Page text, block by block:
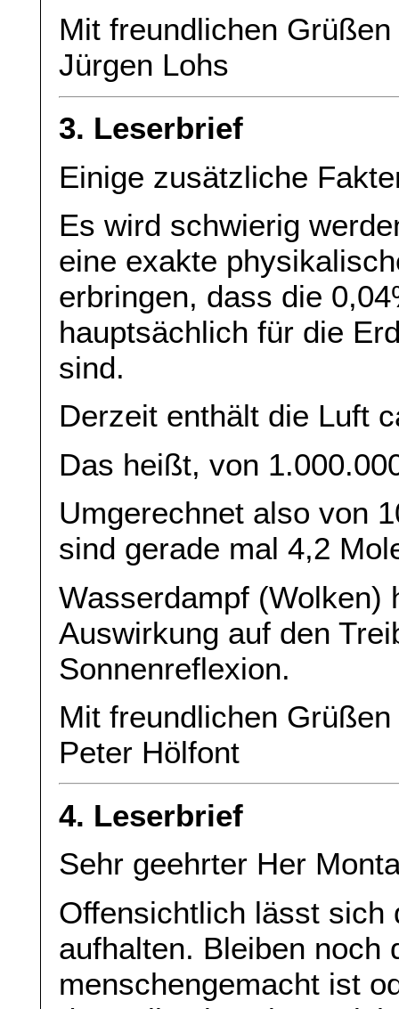
Mit freundlichen Grüßen
Jürgen Lohs
3. Leserbrief
Einige zusätzliche
Es wird schwierig
eine exakte
erbringen, dass die
hauptsächlich für die
sind.
Derzeit enthält die Luft
Das heißt, von
Umgerechnet also von
sind gerade mal 4,2
Wasserdampf (Wolken)
Auswirkung auf den
Sonnenreflexion.
Mit freundlichen Grüßen
Peter Hölfont
4. Leserbrief
Sehr geehrter Her
Offensichtlich lässt sich
aufhalten. Bleiben noch
menschengemacht ist